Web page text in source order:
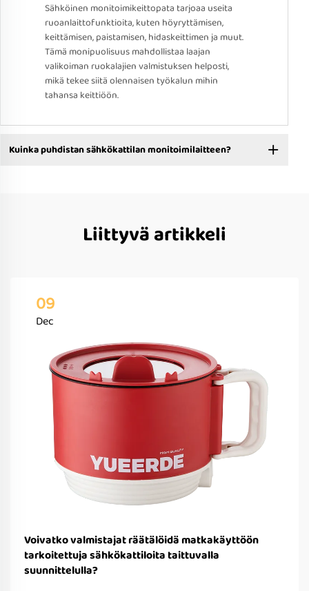
Sähköinen monitoimikeittopata tarjoaa useita
ruoanlaittofunktioita, kuten höyryttämisen,
keittämisen, paistamisen, hidaskeittimen ja muut.
Tämä monipuolisuus mahdollistaa laajan
valikoiman ruokalajien valmistuksen helposti,
mikä tekee siitä olennaisen työkalun mihin
tahansa keittiöön.
Kuinka puhdistan sähkökattilan monitoimilaitteen?
Liittyvä artikkeli
09
Dec
Voivatko valmistajat räätälöidä matkakäyttöön
tarkoitettuja sähkökattiloita taittuvalla
suunnittelulla?